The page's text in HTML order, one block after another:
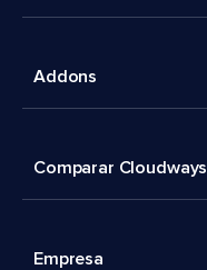
Addons
Comparar Cloudways
Empresa